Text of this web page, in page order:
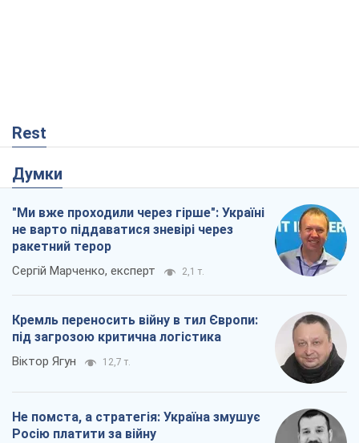
Rest
Думки
"Ми вже проходили через гірше": Україні
не варто піддаватися зневірі через
ракетний терор
Сергій Марченко, експерт 2,1 т.
Кремль переносить війну в тил Європи:
під загрозою критична логістика
Віктор Ягун 12,7 т.
Не помста, а стратегія: Україна змушує
Росію платити за війну